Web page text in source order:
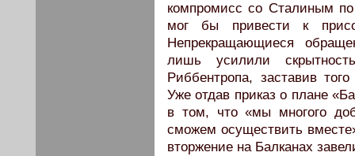
компромисс со Сталиным
мог бы привести к
Непрекращающиеся
лишь усилили
Риббентропа, заставив
Уже отдав приказ о плане
в том, что «мы многого
сможем осуществить
вторжение на Балканах